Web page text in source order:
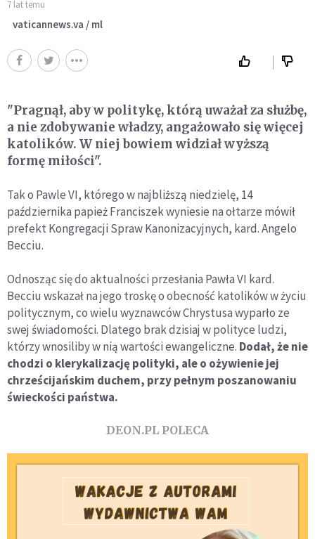
7 lat temu
vaticannews.va / ml
"Pragnął, aby w politykę, którą uważał za służbę,
a nie zdobywanie władzy, angażowało się więcej
katolików. W niej bowiem widział wyższą
formę miłości".
Tak o Pawle VI, którego w najbliższą niedzielę, 14
października papież Franciszek wyniesie na ołtarze mówił
prefekt Kongregacji Spraw Kanonizacyjnych, kard. Angelo
Becciu.
Odnosząc się do aktualności przesłania Pawła VI kard.
Becciu wskazał na jego troskę o obecność katolików w życiu
politycznym, co wielu wyznawców Chrystusa wyparło ze
swej świadomości. Dlatego brak dzisiaj w polityce ludzi,
którzy wnosiliby w nią wartości ewangeliczne. Dodał, że nie
chodzi o klerykalizację polityki, ale o ożywienie jej
chrześcijańskim duchem, przy pełnym poszanowaniu
świeckości państwa.
DEON.PL POLECA